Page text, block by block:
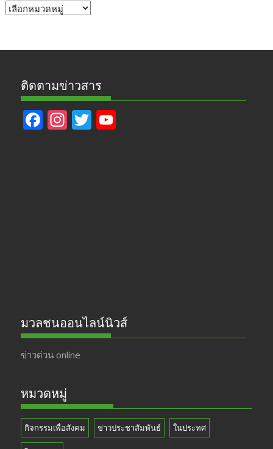
หัวข้อ
ติดตามข่าวสาร
F In T
มวลชนออนไลน์นิวส์
ข่าวด่วน online
หมวดหมู่
กิจกรรมเพื่อสังคม ข่าวประชาสัมพันธ์ ในประทศ